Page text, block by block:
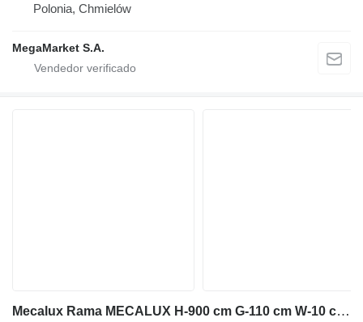
Polonia, Chmielów
MegaMarket S.A.
Mecalux Rama MECALUX H-900 cm G-110 cm W-10 cm niebieski używana